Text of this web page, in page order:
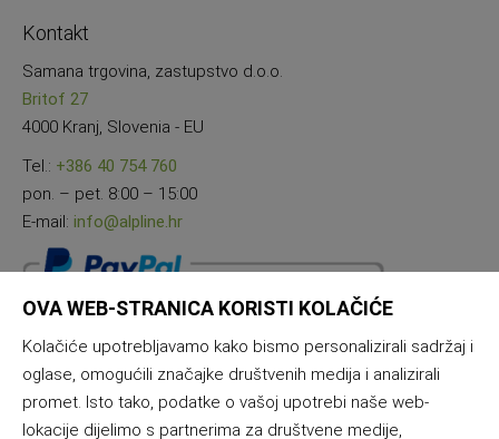
Kontakt
Samana trgovina, zastupstvo d.o.o.
Britof 27
4000 Kranj, Slovenia - EU
Tel.: +386 40 754 760
pon. – pet. 8:00 – 15:00
E-mail: info@alpline.hr
OVA WEB-STRANICA KORISTI KOLAČIĆE
Kolačiće upotrebljavamo kako bismo personalizirali sadržaj i
oglase, omogućili značajke društvenih medija i analizirali
promet. Isto tako, podatke o vašoj upotrebi naše web-
lokacije dijelimo s partnerima za društvene medije,